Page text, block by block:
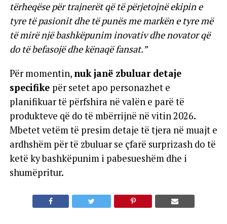
tërheqëse për trajnerët që të përjetojnë ekipin e
tyre të pasionit dhe të punës me markën e tyre më
të mirë një bashkëpunim inovativ dhe novator që
do të befasojë dhe kënaqë fansat.”
Për momentin,nuk janë zbuluar detaje
specifike për setet apo personazhet e
planifikuar të përfshira në valën e parë të
produkteve që do të mbërrijnë në vitin 2026.
Mbetet vetëm të presim detaje të tjera në muajt e
ardhshëm për të zbuluar se çfarë surprizash do të
ketë ky bashkëpunim i pabesueshëm dhe i
shumëpritur.